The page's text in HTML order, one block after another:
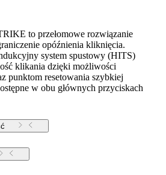
to przełomowe rozwiązanie
opóźnienia kliknięcia.
system spustowy (HITS)
klikania dzięki możliwości
punktom resetowania szybkiej
w obu głównych przyciskach